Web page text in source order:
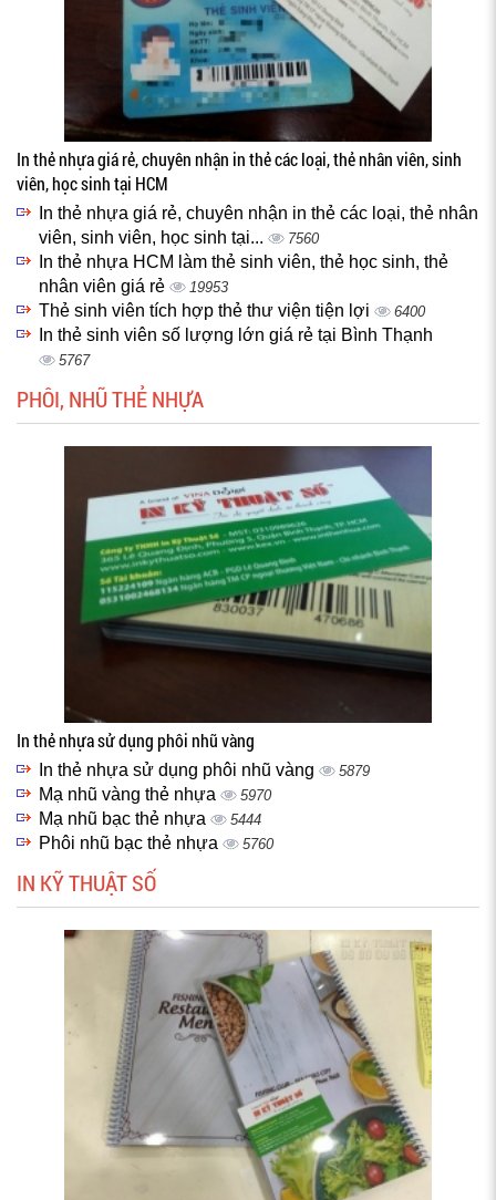
In thẻ nhựa giá rẻ, chuyên nhận in thẻ các loại, thẻ nhân viên, sinh
viên, học sinh tại HCM
In thẻ nhựa giá rẻ, chuyên nhận in thẻ các loại, thẻ nhân
viên, sinh viên, học sinh tại...
7560
In thẻ nhựa HCM làm thẻ sinh viên, thẻ học sinh, thẻ
nhân viên giá rẻ
19953
Thẻ sinh viên tích hợp thẻ thư viện tiện lợi 6400
In thẻ sinh viên số lượng lớn giá rẻ tại Bình Thạnh
5767
PHÔI, NHŨ THẺ NHỰA
In thẻ nhựa sử dụng phôi nhũ vàng
In thẻ nhựa sử dụng phôi nhũ vàng 5879
Mạ nhũ vàng thẻ nhựa 5970
Mạ nhũ bạc thẻ nhựa 5444
Phôi nhũ bạc thẻ nhựa 5760
IN KỸ THUẬT SỐ